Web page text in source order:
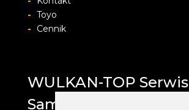
- Toyo
-
Cennik
WULKAN-TOP Serwis
Samochodowy